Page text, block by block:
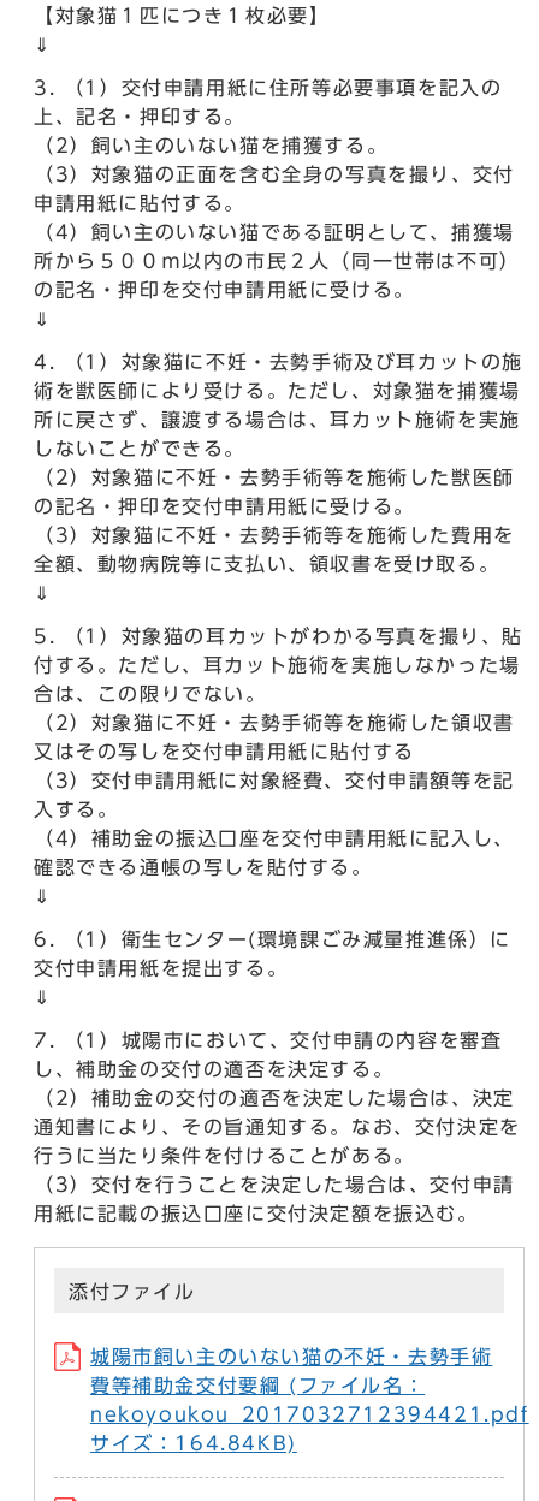
【対象猫１匹につき１枚必要】
⇓
（1）交付申請用紙に住所等必要事項を記入の
上、記名・押印する。
（2）飼い主のいない猫を捕獲する。
（3）対象猫の正面を含む全身の写真を撮り、交付
申請用紙に貼付する。
（4）飼い主のいない猫である証明として、捕獲場
所から５００ｍ以内の市民２人（同一世帯は不可）
の記名・押印を交付申請用紙に受ける。
⇓
（1）対象猫に不妊・去勢手術及び耳カットの施
術を獣医師により受ける。ただし、対象猫を捕獲場
所に戻さず、譲渡する場合は、耳カット施術を実施
しないことができる。
（2）対象猫に不妊・去勢手術等を施術した獣医師
の記名・押印を交付申請用紙に受ける。
（3）対象猫に不妊・去勢手術等を施術した費用を
全額、動物病院等に支払い、領収書を受け取る。
⇓
（1）対象猫の耳カットがわかる写真を撮り、貼
付する。ただし、耳カット施術を実施しなかった場
合は、この限りでない。
（2）対象猫に不妊・去勢手術等を施術した領収書
又はその写しを交付申請用紙に貼付する
（3）交付申請用紙に対象経費、交付申請額等を記
入する。
（4）補助金の振込口座を交付申請用紙に記入し、
確認できる通帳の写しを貼付する。
⇓
（1）衛生センター(環境課ごみ減量推進係）に
交付申請用紙を提出する。
⇓
（1）城陽市において、交付申請の内容を審査
し、補助金の交付の適否を決定する。
（2）補助金の交付の適否を決定した場合は、決定
通知書により、その旨通知する。なお、交付決定を
行うに当たり条件を付けることがある。
（3）交付を行うことを決定した場合は、交付申請
用紙に記載の振込口座に交付決定額を振込む。
添付ファイル
城陽市飼い主のいない猫の不妊・去勢手術
費等補助金交付要綱 (ファイル名：
nekoyoukou_2017032712394421.pdf
サイズ：164.84KB)